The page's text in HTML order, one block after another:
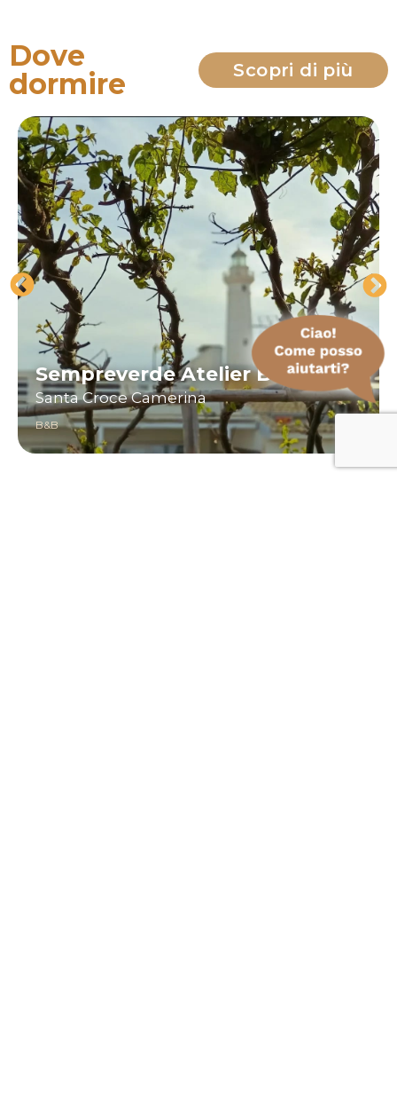
Dove
dormire
Scopri di più
Sempreverde Atelier B&B
Santa Croce Camerina
B&B